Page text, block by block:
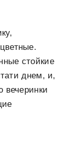
стойкие
днем, и,
вечеринки